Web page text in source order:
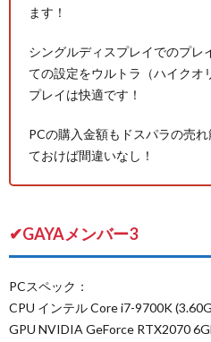
ます！
シングルディスプレイでのプレ
ての設定をウルトラ（ハイクオ
プレイは快適です！
PCの購入金額もドスパラの売
ておけば間違いなし！
✔GAYAメンバー3
PCスペック：
CPU インテル Core i7-9700K
GPU NVIDIA GeForce RTX2070